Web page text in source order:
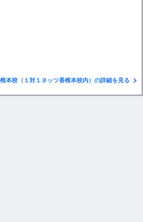
本校（１対１ネッツ香椎本校内）の詳細を見る